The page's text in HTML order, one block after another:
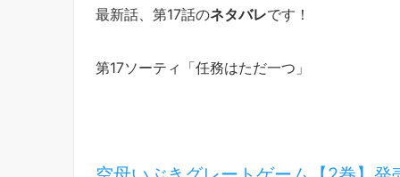
最新話、第17話のネタバレです！
第17ソーティ「任務はただ一つ」